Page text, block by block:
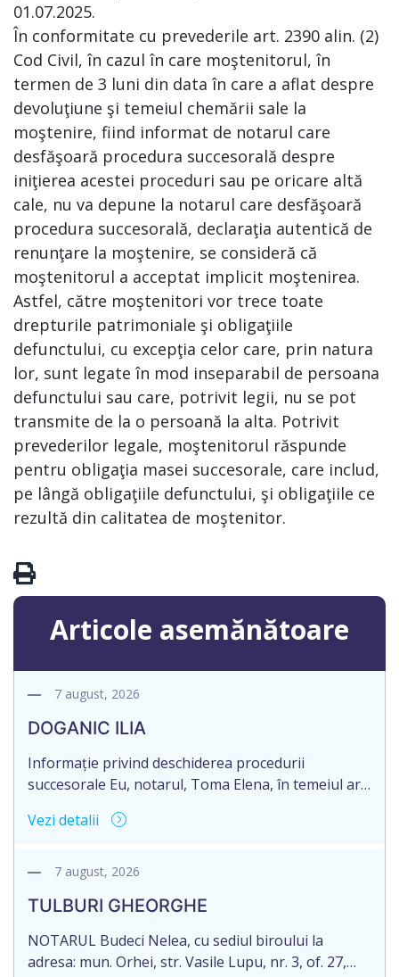
01.07.2025.
În conformitate cu prevederile art. 2390 alin. (2)
Cod Civil, în cazul în care moştenitorul, în
termen de 3 luni din data în care a aflat despre
devoluţiune şi temeiul chemării sale la
moştenire, fiind informat de notarul care
desfăşoară procedura succesorală despre
iniţierea acestei proceduri sau pe oricare altă
cale, nu va depune la notarul care desfăşoară
procedura succesorală, declaraţia autentică de
renunţare la moştenire, se consideră că
moştenitorul a acceptat implicit moştenirea.
Astfel, către moştenitori vor trece toate
drepturile patrimoniale şi obligaţiile
defunctului, cu excepţia celor care, prin natura
lor, sunt legate în mod inseparabil de persoana
defunctului sau care, potrivit legii, nu se pot
transmite de la o persoană la alta. Potrivit
prevederilor legale, moştenitorul răspunde
pentru obligaţia masei succesorale, care includ,
pe lângă obligaţiile defunctului, şi obligaţiile ce
rezultă din calitatea de moştenitor.
Articole asemănătoare
7 august, 2026
DOGANIC ILIA
Informație privind deschiderea procedurii
succesorale Eu, notarul, Toma Elena, în temeiul art.
notific Moștenitorii/ persoană care are un interes
notariale în urma decesului cet. DOGANIC ILIA,
2007040006216. Eliberarea certificatului de
moștenitor este planificată în prealabil pentru […]
Vezi detalii
7 august, 2026
TULBURI GHEORGHE
NOTARUL Budeci Nelea, cu sediul biroului la
adresa: mun. Orhei, str. Vasile Lupu, nr. 3, of. 27,